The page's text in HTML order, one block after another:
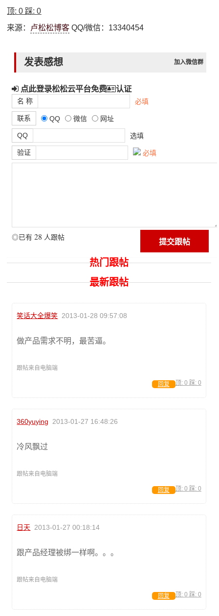
顶:0 踩:0
来源： 卢松松博客 QQ/微信：13340454
发表感想 加入微信群
点此登录松松云平台免费 认证
名 称 必填
联系 QQ 微信 网址
QQ 选填
验证 必填
◎已有 28 人跟帖
热门跟帖
最新跟帖
笑话大全爆笑 2013-01-28 09:57:08
做产品需求不明，最苦逼。
跟帖来自电脑端
顶: 0 踩: 0
回复
360yuying 2013-01-27 16:48:26
冷风飘过
跟帖来自电脑端
顶: 0 踩: 0
回复
日天 2013-01-27 00:18:14
跟产品经理被绑一样啊。。。
跟帖来自电脑端
顶: 0 踩: 0
回复